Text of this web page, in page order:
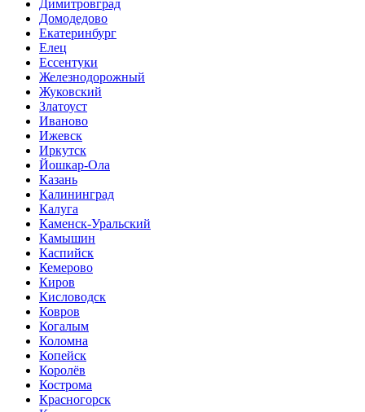
Димитровград
Домодедово
Екатеринбург
Елец
Ессентуки
Железнодорожный
Жуковский
Златоуст
Иваново
Ижевск
Иркутск
Йошкар-Ола
Казань
Калининград
Калуга
Каменск-Уральский
Камышин
Каспийск
Кемерово
Киров
Кисловодск
Ковров
Когалым
Коломна
Копейск
Королёв
Кострома
Красногорск